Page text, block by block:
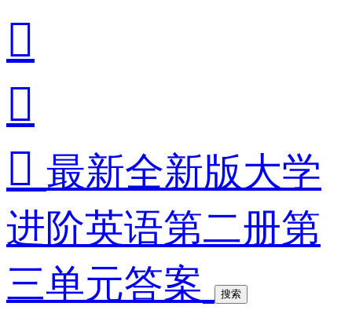


 最新全新版大学
进阶英语第二册第
三单元答案
搜索